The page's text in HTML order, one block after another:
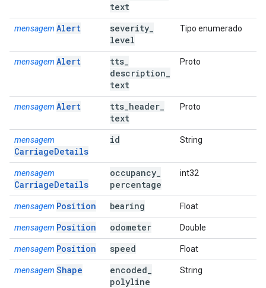
text
mensagem Alert severity
level
Tipo enumerado
mensagem Alert tts
description
text
Proto
mensagem Alert tts header
text
Proto
mensagem
CarriageDetails
id String
mensagem
CarriageDetails
occupancy
percentage
int32
mensagem Position bearing Float
mensagem Position odometer Double
mensagem Position speed Float
mensagem Shape encoded
polyline
String